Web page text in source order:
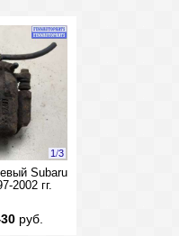
1/3
Subaru
2002 гг.
руб.